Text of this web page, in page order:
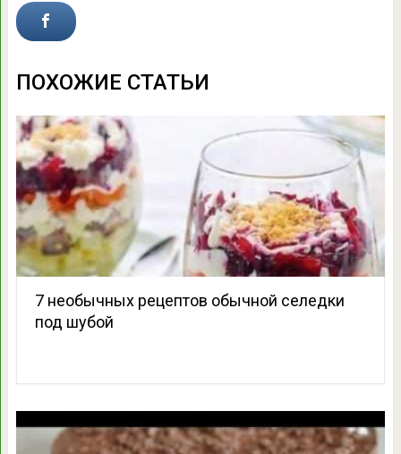
ПОХОЖИЕ СТАТЬИ
7 необычных рецептов обычной селедки
под шубой